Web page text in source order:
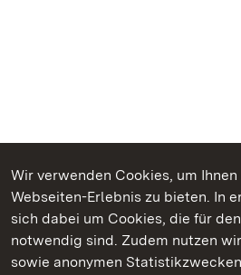
Wir verwenden Cookies, um
Webseiten-Erlebnis zu bieten. In
sich dabei um Cookies, die für
notwendig sind. Zudem nutzen
sowie anonymen
Kommen. Staunen. Genießen.